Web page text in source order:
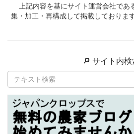
上記内容を基にサイト運営会社であ
集・加工・再構成して掲載しております
🔎 サイト内検